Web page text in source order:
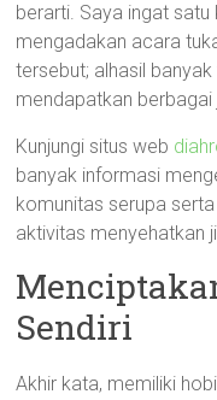
berarti. Saya ingat
mengadakan acara
tersebut; alhasil
mendapatkan berbagai
Kunjungi situs web
banyak informasi
komunitas serupa
aktivitas menyehatkan
Sendiri
Akhir kata, memiliki